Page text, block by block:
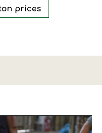
prices